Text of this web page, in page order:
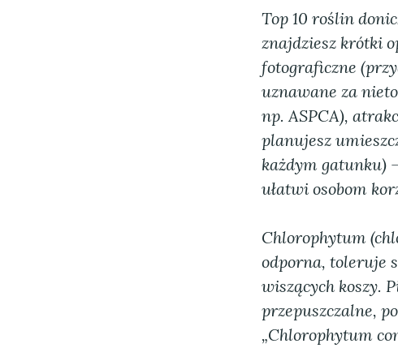
Top 10 roślin
znajdziesz krótki
fotograficzne
uznawane za
np. ASPCA),
planujesz
każdym gatunku)
ułatwi osobom
Chlorophytum
odporna, toleruje
wiszących koszy.
przepuszczalne,
„Chlorophytum